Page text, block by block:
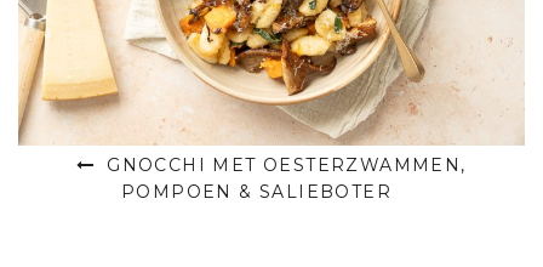
GNOCCHI MET OESTERZWAMMEN,
POMPOEN & SALIEBOTER